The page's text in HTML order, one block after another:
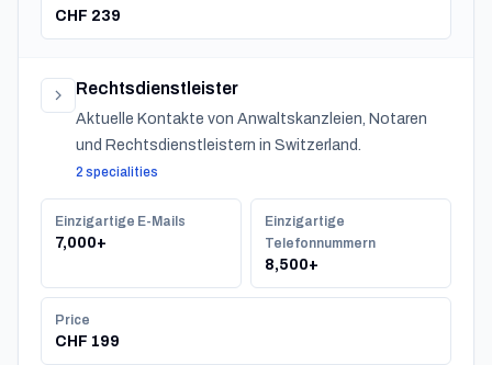
CHF 239
Rechtsdienstleister
Aktuelle Kontakte von Anwaltskanzleien, Notaren
und Rechtsdienstleistern in Switzerland.
2 specialities
Einzigartige E-Mails
7,000+
Einzigartige
Telefonnummern
8,500+
Price
CHF 199